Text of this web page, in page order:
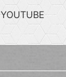
YOUTUBE